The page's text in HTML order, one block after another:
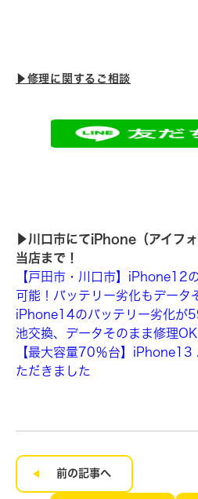
▶︎修理に関するご相談
▶︎川口市にてiPhone（アイフ
当店まで！
【戸田市・川口市】iPhone12
可能！バッテリー劣化もデータ
iPhone14のバッテリー劣化が
池交換、データそのまま修理OK
【最大容量70％台】iPhone13
ただきました
前の記事へ